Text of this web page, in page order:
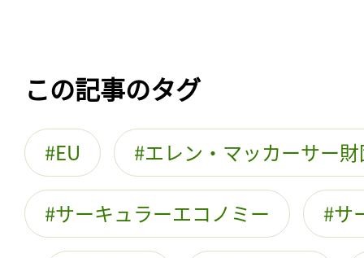
この記事のタグ
EU エレン・マッカーサー
サーキュラーエコノミー サ